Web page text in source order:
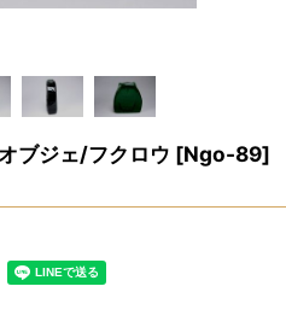
ブジェ/フクロウ [Ngo-89]